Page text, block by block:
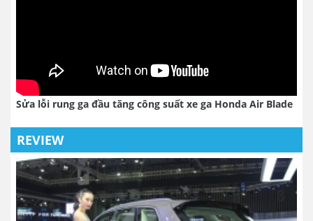
Sửa lỗi rung ga đầu tăng công suất xe ga Honda Air Blade
REVIEW